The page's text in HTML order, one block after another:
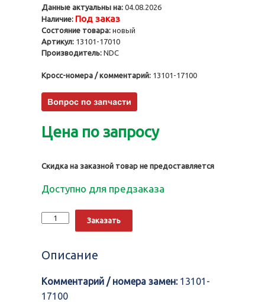
Данные актуальны на: 04.08.2026
Наличие: Под заказ
Состояние товара: новый
Артикул: 13101-17010
Производитель: NDC
Кросс-номера / комментарий: 13101-17100
Цена по запросу
Скидка на заказной товар не предоставляется
Доступно для предзаказа
Количество
Поршни
ALFIN,
17010,
TEIKIN,
Заказать
Описание
Комментарий / номера замен:13101-
17100